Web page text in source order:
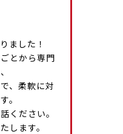
ました！
とから専門
、柔軟に対
。
ください。
します。